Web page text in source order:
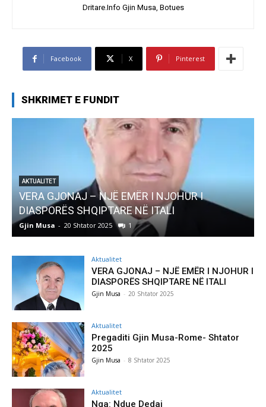
Dritare.Info Gjin Musa, Botues
Facebook X Pinterest
SHKRIMET E FUNDIT
AKTUALITET
Pregaditi Gjin Musa-Rome- Shtator 2025
Gjin Musa - 8 Shtator 2025
Aktualitet
VERA GJONAJ – NJË EMËR I NJOHUR I
DIASPORËS SHQIPTARE NË ITALI
Gjin Musa - 20 Shtator 2025
Aktualitet
Pregaditi Gjin Musa-Rome- Shtator
2025
Gjin Musa - 8 Shtator 2025
Aktualitet
Nga: Ndue Dedaj